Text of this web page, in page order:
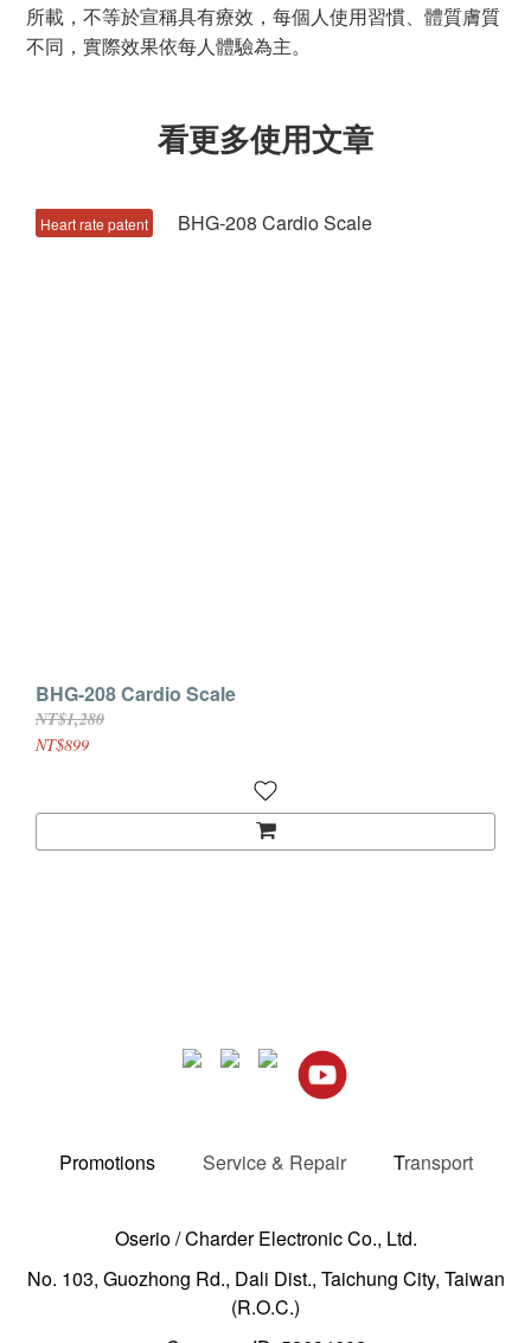
所載，不等於宣稱具有療效，每個人使用習慣、體質膚質
不同，實際效果依每人體驗為主。
看更多使用文章
Heart rate patent
BHG-208 Cardio Scale
NT$1,280
NT$899
Promotions Service & Repair Transport
Oserio / Charder Electronic Co., Ltd.
No. 103, Guozhong Rd., Dali Dist., Taichung City, Taiwan
(R.O.C.)